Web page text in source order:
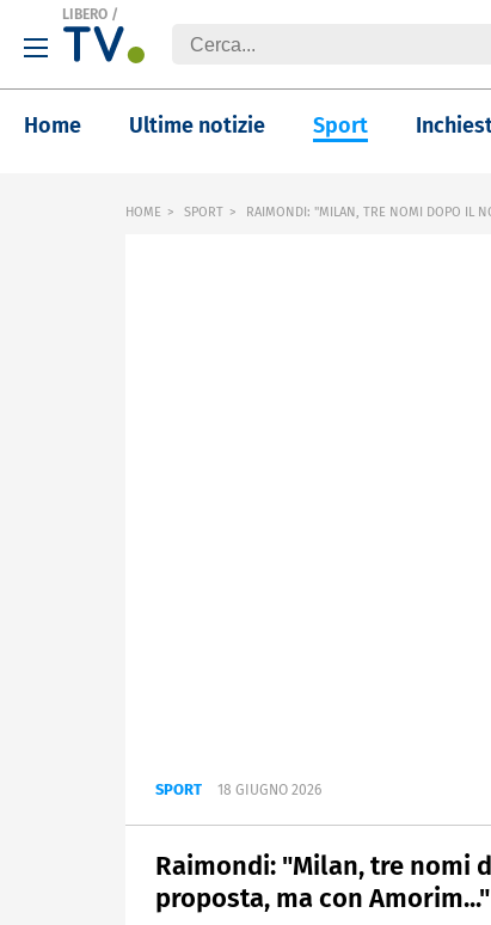
LIBERO /
Home Ultime notizie Sport
HOME SPORT RAIMONDI: "MILAN, TRE NOMI DOPO IL
SPORT 18 GIUGNO 2026
Raimondi: "Milan, tre nomi
proposta, ma con Amorim..."